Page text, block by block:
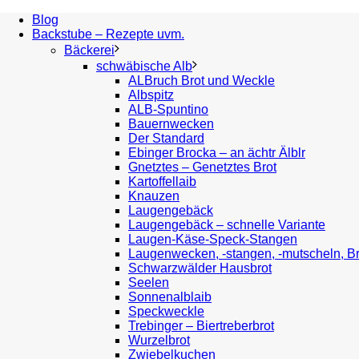
Blog
Backstube – Rezepte uvm.
Bäckerei
schwäbische Alb
ALBruch Brot und Weckle
Albspitz
ALB-Spuntino
Bauernwecken
Der Standard
Ebinger Brocka – an ächtr Älblr
Gnetztes – Genetztes Brot
Kartoffellaib
Knauzen
Laugengebäck
Laugengebäck – schnelle Variante
Laugen-Käse-Speck-Stangen
Laugenwecken, -stangen, -mutscheln,
Schwarzwälder Hausbrot
Seelen
Sonnenalblaib
Speckweckle
Trebinger – Biertreberbrot
Wurzelbrot
Zwiebelkuchen